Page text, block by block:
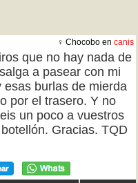
♀ Chocobo en canis
que no hay nada de
a pasear con mi
burlas de mierda
por el trasero. Y no
un poco a vuestros
Gracias. TQD